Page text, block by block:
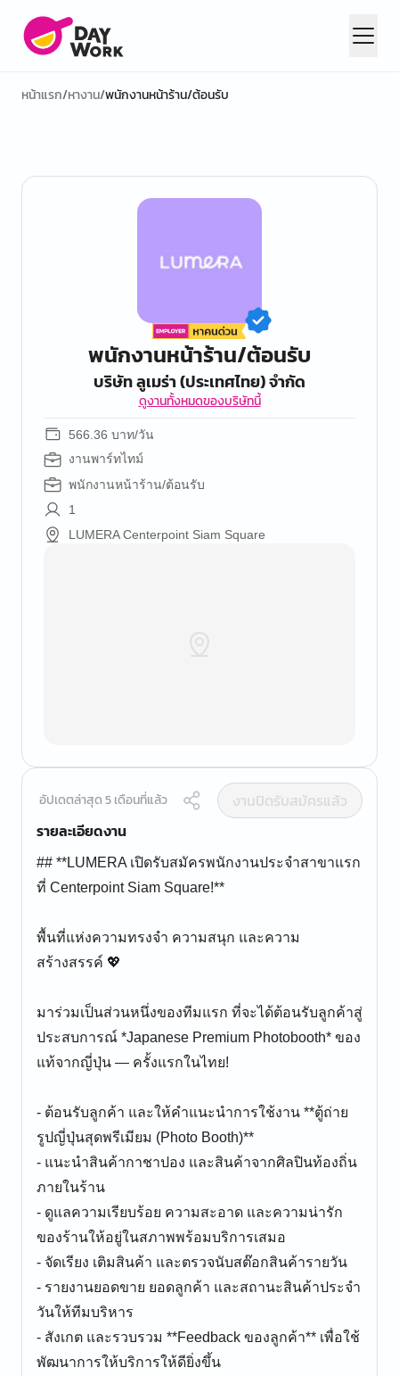
หน้าแรก/หางาน/พนักงานหน้าร้าน/ต้อนรับ
พนักงานหน้าร้าน/ต้อนรับ
บริษัท ลูเมร่า (ประเทศไทย) จำกัด
ดูงานทั้งหมดของบริษัทนี้
566.36 บาท/วัน
งานพาร์ทไทม์
พนักงานหน้าร้าน/ต้อนรับ
1
LUMERA Centerpoint Siam Square
อัปเดตล่าสุด 5 เดือนที่แล้ว
งานปิดรับสมัครแล้ว
รายละเอียดงาน
## **LUMERA เปิดรับสมัครพนักงานประจำสาขาแรก
ที่ Centerpoint Siam Square!**
พื้นที่แห่งความทรงจำ ความสนุก และความ
สร้างสรรค์ 💖
มาร่วมเป็นส่วนหนึ่งของทีมแรก ที่จะได้ต้อนรับลูกค้าสู่
ประสบการณ์ *Japanese Premium Photobooth* ของ
แท้จากญี่ปุ่น — ครั้งแรกในไทย!
- ต้อนรับลูกค้า และให้คำแนะนำการใช้งาน **ตู้ถ่าย
รูปญี่ปุ่นสุดพรีเมียม (Photo Booth)**
- แนะนำสินค้ากาชาปอง และสินค้าจากศิลปินท้องถิ่น
ภายในร้าน
- ดูแลความเรียบร้อย ความสะอาด และความน่ารัก
ของร้านให้อยู่ในสภาพพร้อมบริการเสมอ
- จัดเรียง เติมสินค้า และตรวจนับสต๊อกสินค้ารายวัน
- รายงานยอดขาย ยอดลูกค้า และสถานะสินค้าประจำ
วันให้ทีมบริหาร
- สังเกต และรวบรวม **Feedback ของลูกค้า** เพื่อใช้
พัฒนาการให้บริการให้ดียิ่งขึ้น